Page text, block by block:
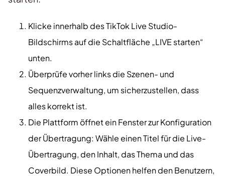
Klicke innerhalb des TikTok Live Studio-
Bildschirms auf die Schaltfläche „LIVE starten“
unten.
Überprüfe vorher links die Szenen- und
Sequenzverwaltung, um sicherzustellen, dass
alles korrekt ist.
Die Plattform öffnet ein Fenster zur Konfiguration
der Übertragung: Wähle einen Titel für die Live-
Übertragung, den Inhalt, das Thema und das
Coverbild. Diese Optionen helfen den Benutzern,